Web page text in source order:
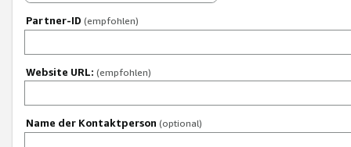
Partner-ID (empfohlen)
Website URL: (empfohlen)
Name der Kontaktperson (optional)